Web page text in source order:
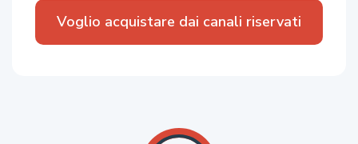
Voglio acquistare dai canali riservati